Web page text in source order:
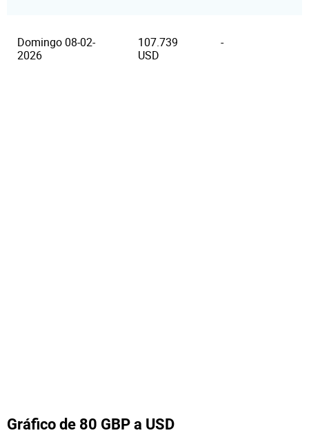
Domingo 08-02-
2026
107.739
USD
-
Gráfico de 80 GBP a USD